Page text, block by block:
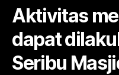
Aktivitas
dapat
Seribu